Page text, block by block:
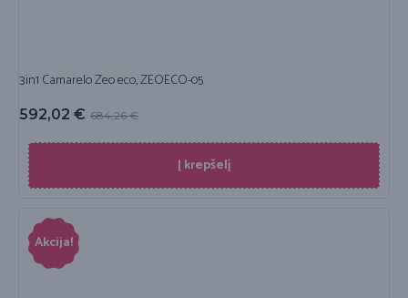
3in1 Camarelo Zeo eco, ZEOECO-05
684,26€
592,02 €
Į krepšelį
Akcija!